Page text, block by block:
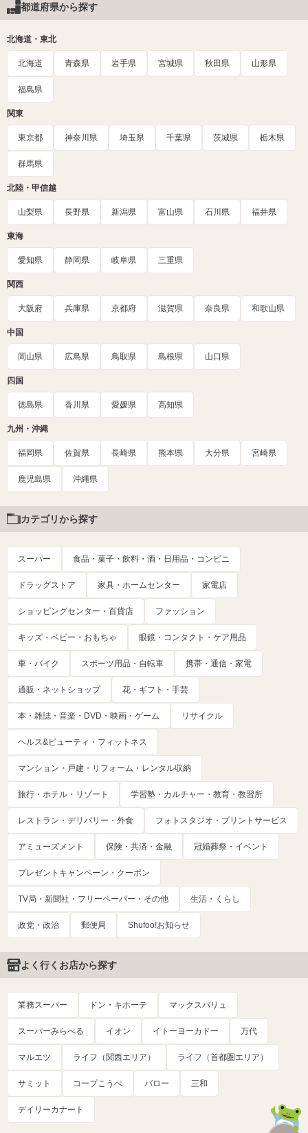
都道府県から探す
北海道・東北
北海道 青森県 岩手県 宮城県 秋田県 山形県
福島県
関東
東京都 神奈川県 埼玉県 千葉県 茨城県 栃木県
群馬県
北陸・甲信越
山梨県 長野県 新潟県 富山県 石川県 福井県
東海
愛知県 静岡県 岐阜県 三重県
関西
大阪府 兵庫県 京都府 滋賀県 奈良県 和歌山県
中国
岡山県 広島県 鳥取県 島根県 山口県
四国
徳島県 香川県 愛媛県 高知県
九州・沖縄
福岡県 佐賀県 長崎県 熊本県 大分県 宮崎県
鹿児島県 沖縄県
カテゴリから探す
スーパー 食品・菓子・飲料・酒・日用品・コンビニ
ドラッグストア 家具・ホームセンター 家電店
ショッピングセンター・百貨店 ファッション
キッズ・ベビー・おもちゃ 眼鏡・コンタクト・ケア用品
車・バイク スポーツ用品・自転車 携帯・通信・家電
通販・ネットショップ 花・ギフト・手芸
本・雑誌・音楽・DVD・映画・ゲーム リサイクル
ヘルス&ビューティ・フィットネス
マンション・戸建・リフォーム・レンタル収納
旅行・ホテル・リゾート 学習塾・カルチャー・教育・教習所
レストラン・デリバリー・外食 フォトスタジオ・プリントサービス
アミューズメント 保険・共済・金融 冠婚葬祭・イベント
プレゼントキャンペーン・クーポン
TV局・新聞社・フリーペーパー・その他 生活・くらし
政党・政治 郵便局 Shufoo!お知らせ
よく行くお店から探す
業務スーパー ドン・キホーテ マックスバリュ
スーパーみらべる イオン イトーヨーカドー 万代
マルエツ ライフ（関西エリア） ライフ（首都圏エリア）
サミット コープこうべ バロー 三和
デイリーカナート